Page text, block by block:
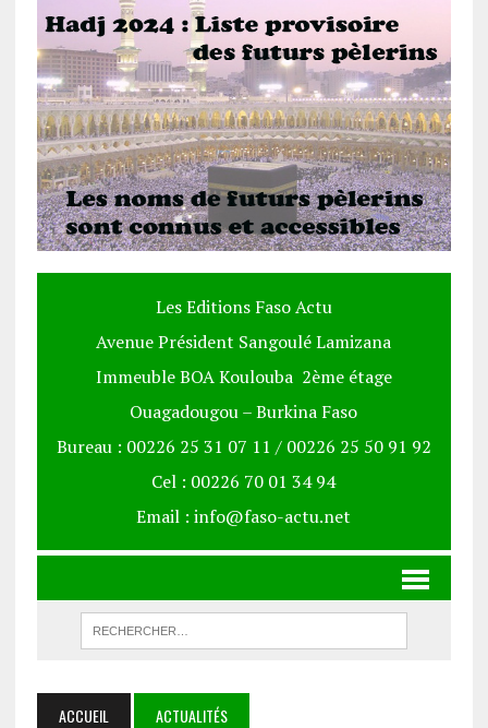
Les Editions Faso Actu
Avenue Président Sangoulé Lamizana
Immeuble BOA Koulouba 2ème étage
Ouagadougou – Burkina Faso
Bureau : 00226 25 31 07 11 / 00226 25 50 91 92
Cel : 00226 70 01 34 94
Email : info@faso-actu.net
ACCUEIL ACTUALITÉS